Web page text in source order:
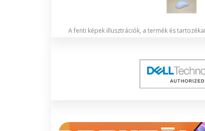
A fenti képek illusztrációk, a termék és